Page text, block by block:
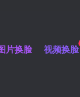
片换脸 视频换脸